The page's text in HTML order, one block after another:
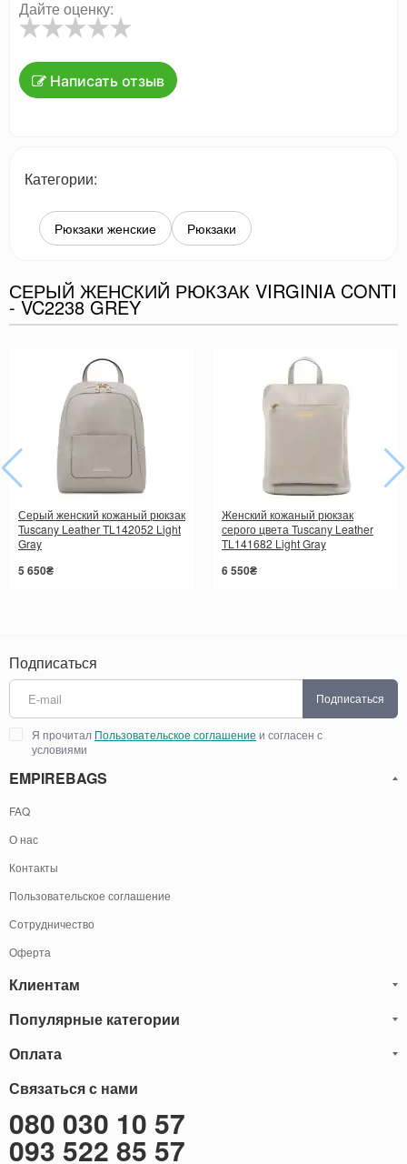
Дайте оценку:
Написать отзыв
Категории:
Рюкзаки женские Рюкзаки
СЕРЫЙ ЖЕНСКИЙ РЮКЗАК VIRGINIA CONTI
- VC2238 GREY
Серый женский кожаный рюкзак
Tuscany Leather TL142052 Light
Gray
5 650₴
Женский кожаный рюкзак
серого цвета Tuscany Leather
TL141682 Light Gray
6 550₴
Подписаться
Подписаться
Я прочитал Пользовательское соглашение и согласен с
условиями
EMPIREBAGS
FAQ
О нас
Контакты
Пользовательское соглашение
Сотрудничество
Оферта
Клиентам
Блог
Обмен и Возврат
Карта сайта
Бонусы
Популярные категории
Мужские кожаные сумки
Саквояжи
Мужские кожаные кошельки
Оплата
осуществить
Наличными
Наложенный платёж (Оплата при получение)
Через терминал (Только самовывоз)
Связаться с нами
080 030 10 57
093 522 85 57